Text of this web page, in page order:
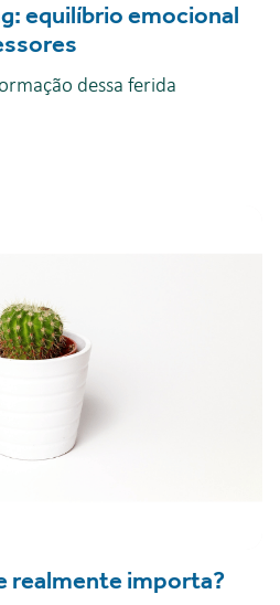
equilíbrio emocional
dessa ferida
realmente importa?